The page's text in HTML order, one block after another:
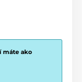
máte ako